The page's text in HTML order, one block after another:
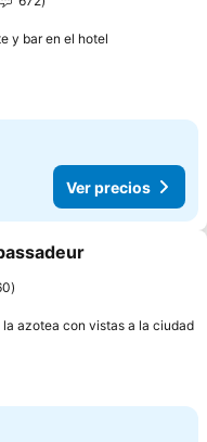
y bar en el hotel
Ver precios
a favoritos
la azotea con vistas a la ciudad